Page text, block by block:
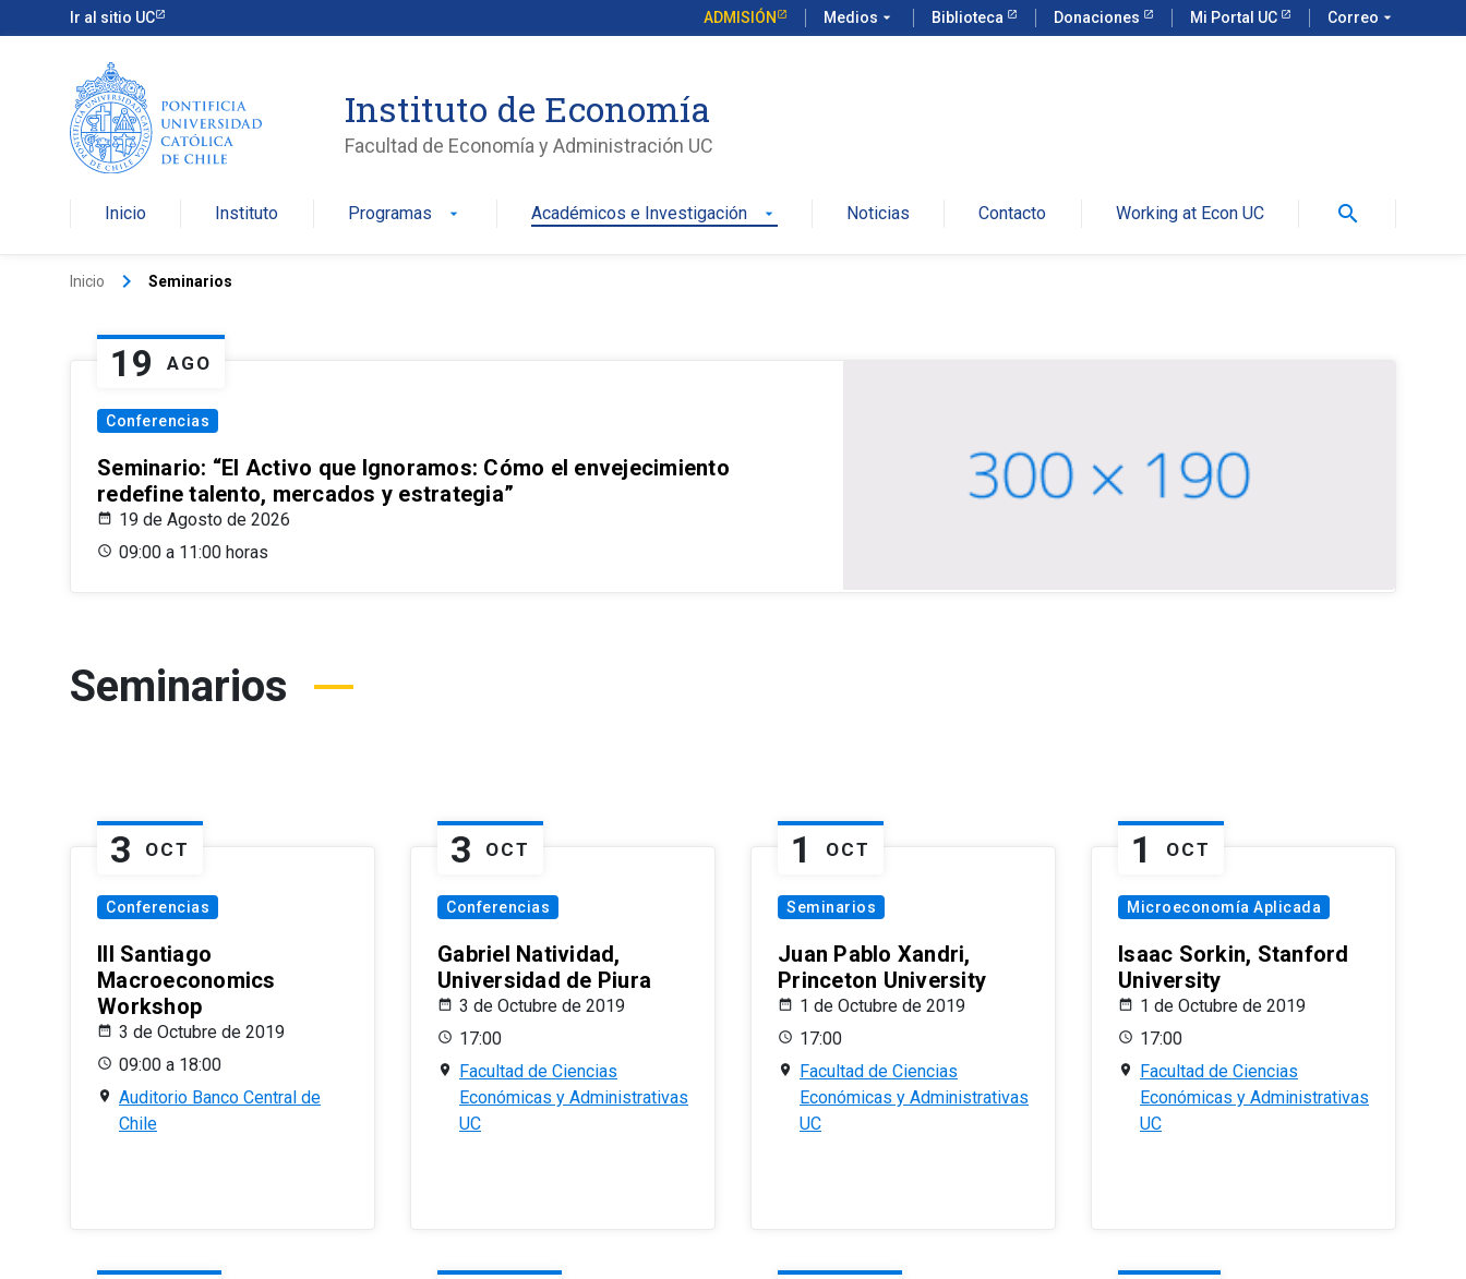
Ir al sitio UC ADMISIÓN Medios arrow_drop_down Biblioteca Donaciones Mi Portal UC Correo arrow_drop_down
Instituto de Economía
Facultad de Economía y Administración UC
Inicio Instituto Programas arrow_drop_down Académicos e Investigación arrow_drop_down Noticias Contacto Working at Econ UC search
Inicio keyboard_arrow_right Seminarios
19 AGO
Conferencias
Seminario: “El Activo que Ignoramos: Cómo el envejecimiento
redefine talento, mercados y estrategia”
19 de Agosto de 2026
09:00 a 11:00 horas
Seminarios
3 OCT
Conferencias
III Santiago
Macroeconomics
Workshop
3 de Octubre de 2019
09:00 a 18:00
Auditorio Banco Central de
Chile
3 OCT
Conferencias
Gabriel Natividad,
Universidad de Piura
3 de Octubre de 2019
17:00
Facultad de Ciencias
Económicas y Administrativas
UC
1 OCT
Seminarios
Juan Pablo Xandri,
Princeton University
1 de Octubre de 2019
17:00
Facultad de Ciencias
Económicas y Administrativas
UC
1 OCT
Microeconomía Aplicada
Isaac Sorkin, Stanford
University
1 de Octubre de 2019
17:00
Facultad de Ciencias
Económicas y Administrativas
UC